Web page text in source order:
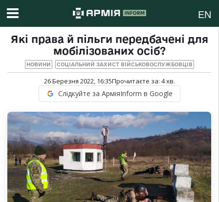
EN
Які права й пільги передбачені для
мобілізованих осіб?
НОВИНИ СОЦІАЛЬНИЙ ЗАХИСТ ВІЙСЬКОВОСЛУЖБОВЦІВ
26 Березня 2022, 16:35Прочитаєте за: 4хв.
Слідкуйте за АрміяInform в Google